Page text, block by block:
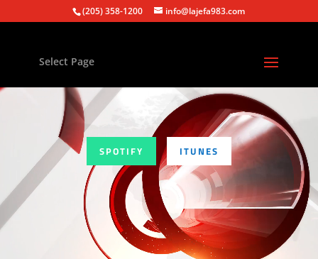
(205) 358-1200 info@lajefa983.com
Select Page
Video
Player
SPOTIFY ITUNES